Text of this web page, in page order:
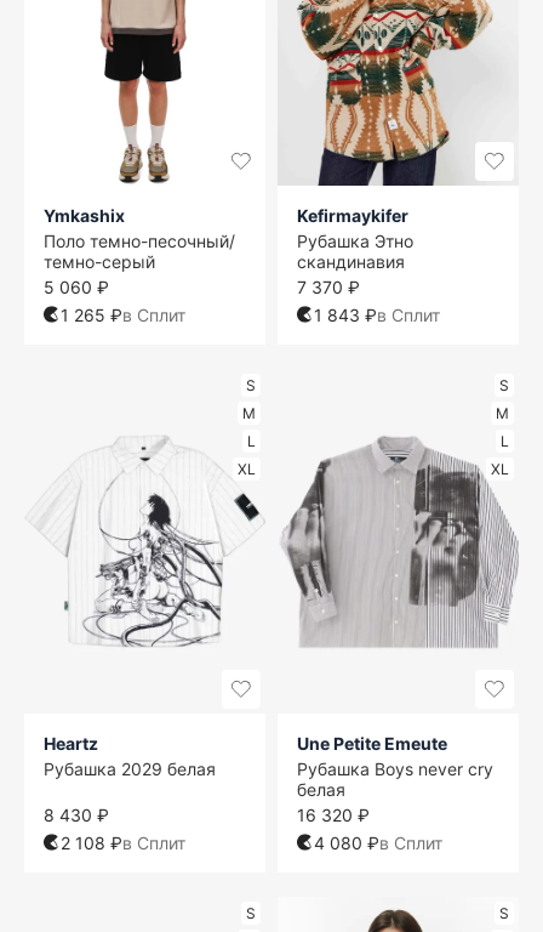
Ymkashix
Поло темно-песочный/
темно-серый
5 060 ₽
1 265 ₽в Сплит
Kefirmaykifer
Рубашка Этно
скандинавия
7 370 ₽
1 843 ₽в Сплит
S
M
L
XL
Heartz
Рубашка 2029 белая
8 430 ₽
2 108 ₽в Сплит
S
M
L
XL
Une Petite Emeute
Рубашка Boys never cry
белая
16 320 ₽
4 080 ₽в Сплит
S
S